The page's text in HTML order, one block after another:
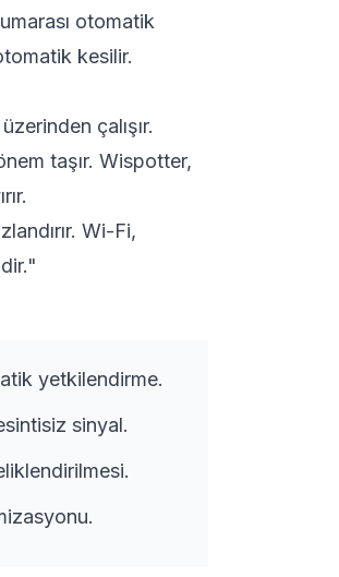
otomatik
kesilir.
çalışır.
taşır. Wispotter,
Wi-Fi,
yetkilendirme.
sinyal.